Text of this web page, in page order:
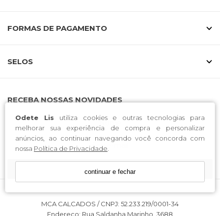
Odete Lis utiliza cookies e outras tecnologias para
melhorar sua experiência de compra e personalizar
anúncios, ao continuar navegando você concorda com
nossa Política de Privacidade
continuar e fechar
FORMAS DE PAGAMENTO
SELOS
RECEBA NOSSAS NOVIDADES
CADASTRE-SE
MCA CALCADOS / CNPJ: 52.233.219/0001-34
Endereço: Rua Saldanha Marinho, 3688